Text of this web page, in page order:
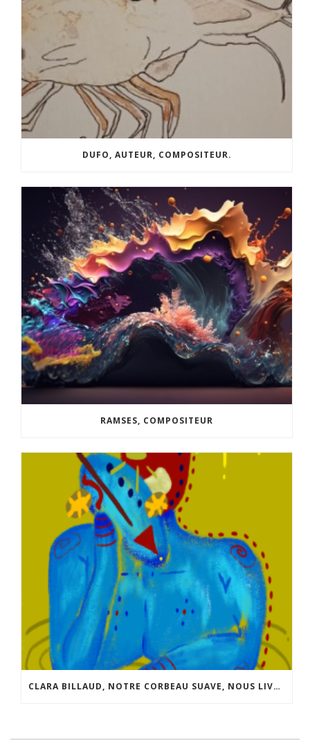
DUFO, AUTEUR, COMPOSITEUR.
RAMSES, COMPOSITEUR
CLARA BILLAUD, NOTRE CORBEAU SUAVE, NOUS LIVRE QUELQUES INFOS SUR SON NOUVEAU “JEU”.